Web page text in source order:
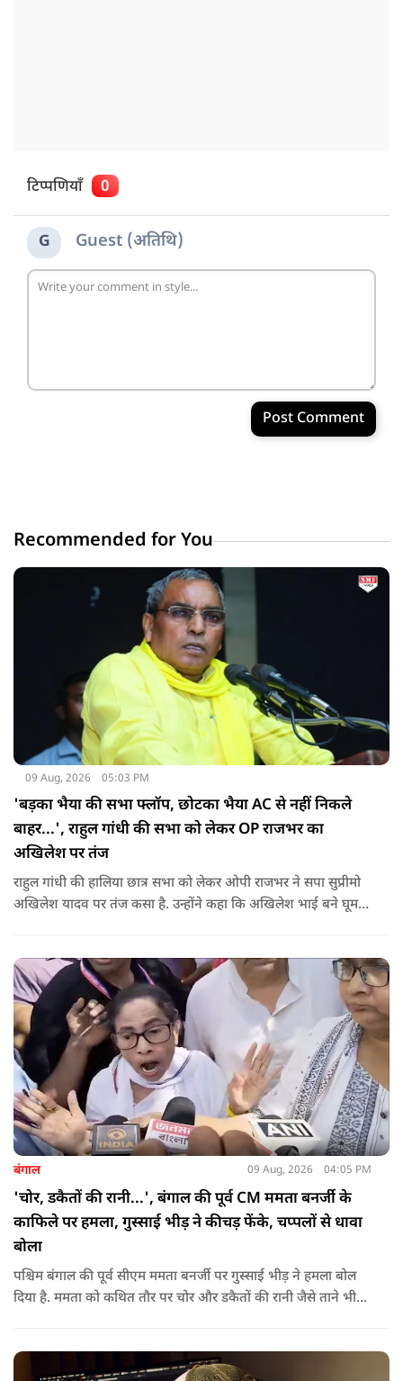
टिप्पणियाँ 0
G Guest (अतिथि)
Post Comment
Recommended for You
09 Aug, 2026 05:03 PM
'बड़का भैया की सभा फ्लॉप, छोटका भैया AC से नहीं निकले
बाहर...', राहुल गांधी की सभा को लेकर OP राजभर का
अखिलेश पर तंज
राहुल गांधी की हालिया छात्र सभा को लेकर ओपी राजभर ने सपा सुप्रीमो
अखिलेश यादव पर तंज कसा है. उन्होंने कहा कि अखिलेश भाई बने घूम
बंगाल 09 Aug, 2026 04:05 PM
'चोर, डकैतों की रानी...', बंगाल की पूर्व CM ममता बनर्जी के
काफिले पर हमला, गुस्साई भीड़ ने कीचड़ फेंके, चप्पलों से धावा
बोला
पश्चिम बंगाल की पूर्व सीएम ममता बनर्जी पर गुस्साई भीड़ ने हमला बोल
दिया है. ममता को कथित तौर पर चोर और डकैतों की रानी जैसे ताने भी